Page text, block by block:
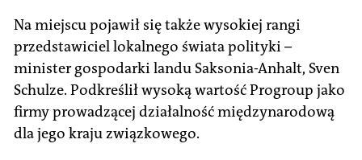
Na miejscu pojawił się także wysokiej rangi
przedstawiciel lokalnego świata polityki –
minister gospodarki landu Saksonia-Anhalt, Sven
Schulze. Podkreślił wysoką wartość Progroup jako
firmy prowadzącej działalność międzynarodową
dla jego kraju związkowego.